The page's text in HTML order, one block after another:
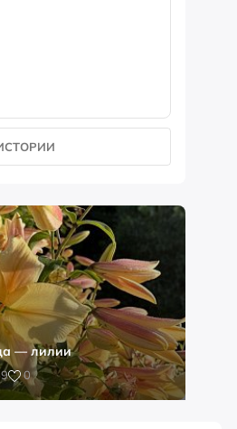
0
— лилии